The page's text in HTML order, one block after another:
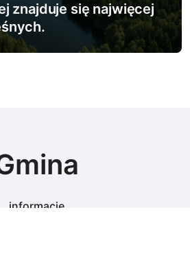
znajduje się najwięcej
informacje